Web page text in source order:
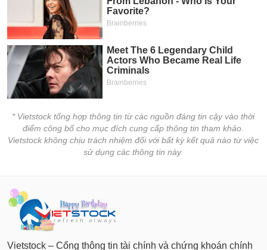
* Vietstock tổng hợp thông tin từ các nguồn đáng tin cậy vào thời
điểm công bố cho mục đích cung cấp thông tin tham khảo.
Vietstock không chịu trách nhiệm đối với bất kỳ kết quả nào từ việc
sử dụng các thông tin này.
Vietstock – Cổng thông tin tài chính và chứng khoán chính